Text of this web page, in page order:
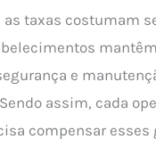
taxas costumam
e
assim, cada
compensar